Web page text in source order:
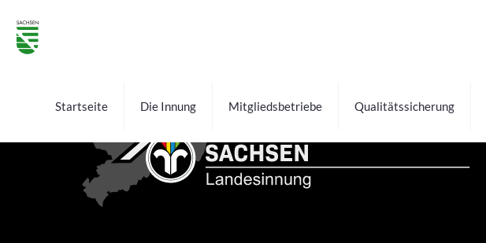
Startseite Die Innung Mitgliedsbetriebe Qualitätssicherung